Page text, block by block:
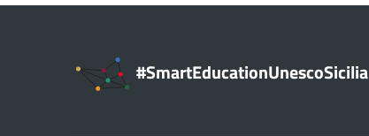
#SmartEducationUnescoSicilia